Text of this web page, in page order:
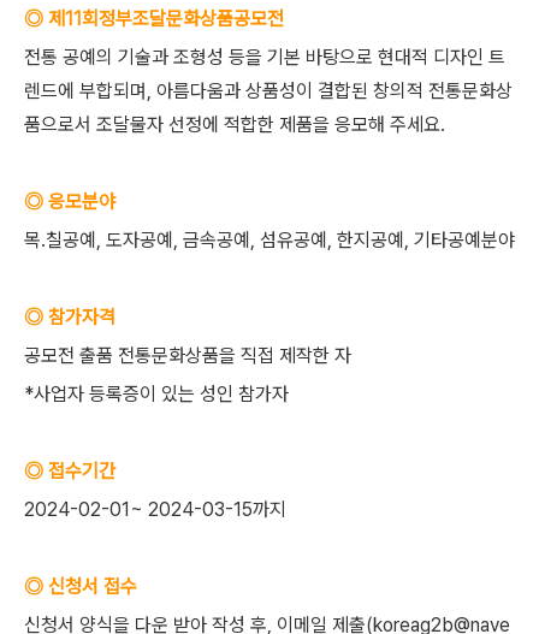
◎ 제11회정부조달문화상품공모전
전통 공예의 기술과 조형성 등을 기본 바탕으로 현대적 디자인 트
렌드에 부합되며, 아름다움과 상품성이 결합된 창의적 전통문화상
품으로서 조달물자 선정에 적합한 제품을 응모해 주세요.
◎ 응모분야
목.칠공예, 도자공예, 금속공예, 섬유공예, 한지공예, 기타공예분야
◎ 참가자격
공모전 출품 전통문화상품을 직접 제작한 자
*사업자 등록증이 있는 성인 참가자
◎ 접수기간
2024-02-01~ 2024-03-15까지
◎ 신청서 접수
신청서 양식을 다운 받아 작성 후, 이메일 제출(koreag2b@nave